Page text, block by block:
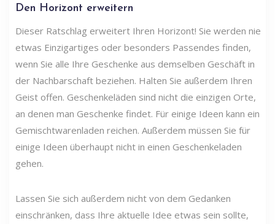
Den Horizont erweitern
Dieser Ratschlag erweitert Ihren Horizont! Sie werden nie
etwas Einzigartiges oder besonders Passendes finden,
wenn Sie alle Ihre Geschenke aus demselben Geschäft in
der Nachbarschaft beziehen. Halten Sie außerdem Ihren
Geist offen. Geschenkeläden sind nicht die einzigen Orte,
an denen man Geschenke findet. Für einige Ideen kann ein
Gemischtwarenladen reichen. Außerdem müssen Sie für
einige Ideen überhaupt nicht in einen Geschenkeladen
gehen.
Lassen Sie sich außerdem nicht von dem Gedanken
einschränken, dass Ihre aktuelle Idee etwas sein sollte,